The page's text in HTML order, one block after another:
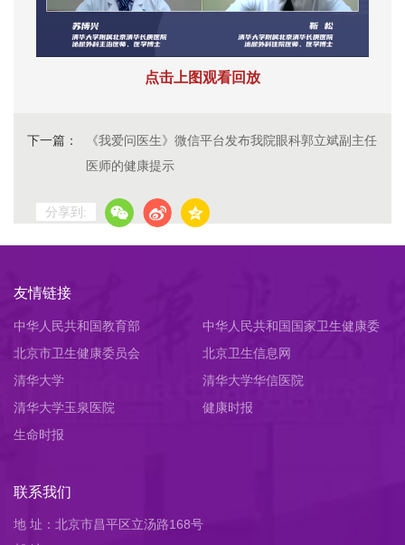
点击上图观看回放
下一篇：
《我爱问医生》微信平台发布我院眼科郭立斌副主任
医师的健康提示
分享到:
友情链接
中华人民共和国教育部
中华人民共和国国家卫生健康委
员会
北京市卫生健康委员会
北京卫生信息网
清华大学
清华大学华信医院
清华大学玉泉医院
健康时报
生命时报
联系我们
地 址：北京市昌平区立汤路168号